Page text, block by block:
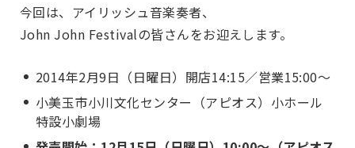
今回は、アイリッシュ音楽奏者、
John John Festivalの皆さんをお迎えします。
2014年2月9日（日曜日）開店14:15／営業15:00～
小美玉市小川文化センター（アピオス）小ホール
特設小劇場